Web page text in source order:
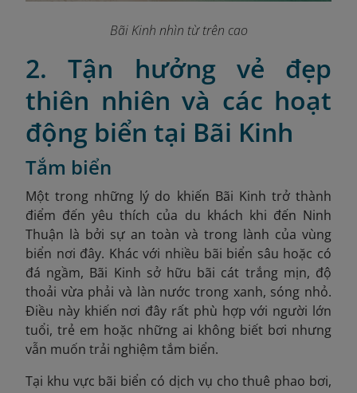
Bãi Kinh nhìn từ trên cao
2. Tận hưởng vẻ đẹp
thiên nhiên và các hoạt
động biển tại Bãi Kinh
Tắm biển
Một trong những lý do khiến Bãi Kinh trở thành
điểm đến yêu thích của du khách khi đến Ninh
Thuận là bởi sự an toàn và trong lành của vùng
biển nơi đây. Khác với nhiều bãi biển sâu hoặc có
đá ngầm, Bãi Kinh sở hữu bãi cát trắng mịn, độ
thoải vừa phải và làn nước trong xanh, sóng nhỏ.
Điều này khiến nơi đây rất phù hợp với người lớn
tuổi, trẻ em hoặc những ai không biết bơi nhưng
vẫn muốn trải nghiệm tắm biển.
Tại khu vực bãi biển có dịch vụ cho thuê phao bơi,